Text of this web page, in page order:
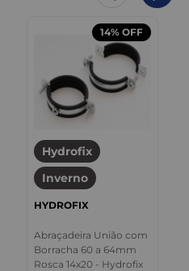
14% OFF
Hydrofix
Inverno
HYDROFIX
Abraçadeira União com
Borracha 60 a 64mm
Rosca 14x20 - Hydrofix